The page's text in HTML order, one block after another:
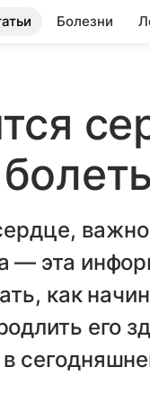
Болезни
— эта
как
его